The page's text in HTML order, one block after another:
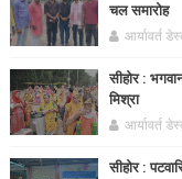
चल समारोह
आर्यावर्त
सीहोर :
मिश्रा
आर्यावर्त
सीहोर :